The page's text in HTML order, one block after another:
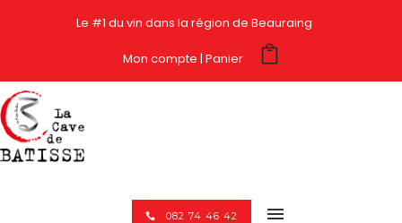
Le #1 du vin dans la région de Beauraing
Mon compte Panier
082 74 46 42